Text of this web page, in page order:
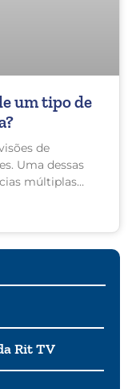
um tipo de
de
Uma dessas
múltiplas
são muito
oito
de uma
Rit TV